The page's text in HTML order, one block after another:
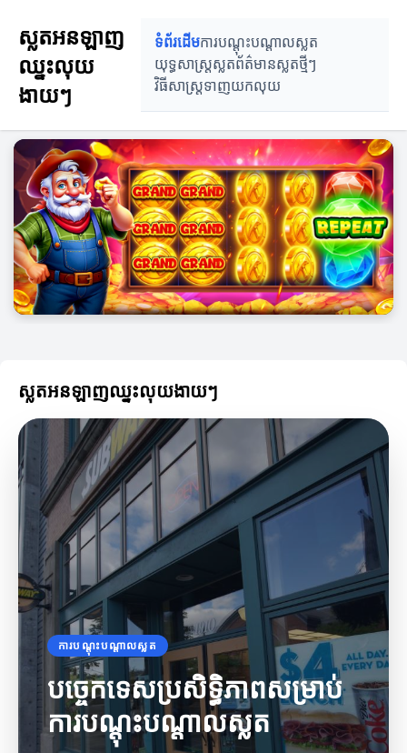
ស្លតអនឡាញ
ឈ្នះលុយ
ងាយៗ
ទំព័រដើមការបណ្តុះបណ្តាលស្លត
យុទ្ធសាស្ត្រស្លតព័ត៌មានស្លតថ្មីៗ
វិធីសាស្ត្រទាញយកលុយ
ស្លតអនឡាញឈ្នះលុយងាយៗ
ការបណ្តុះបណ្តាលស្លត
បច្ចេកទេសប្រសិទ្ធិភាពសម្រាប់
ការបណ្តុះបណ្តាលស្លត